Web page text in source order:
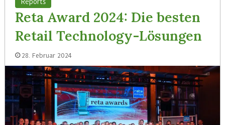
Reta Award 2024: Die besten
Retail Technology-Lösungen
28. Februar 2024